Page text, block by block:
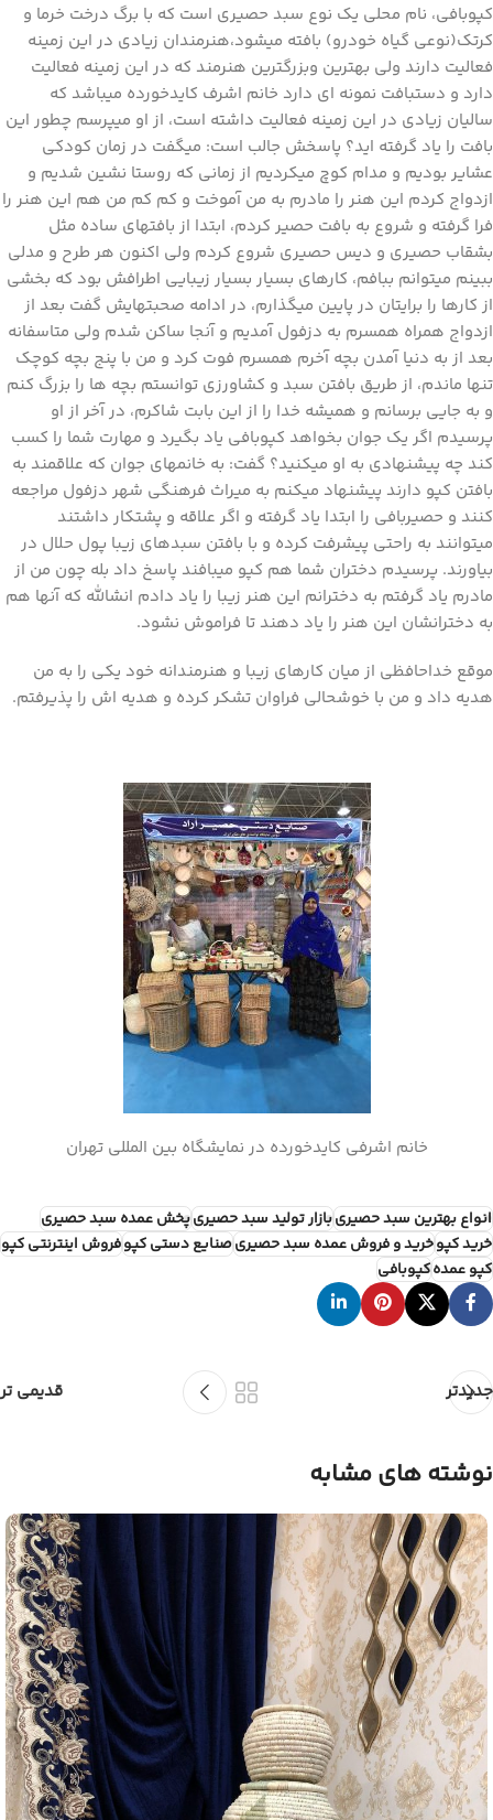
کپوبافی، نام محلی یک نوع سبد حصیری است که با برگ درخت خرما و
کرتک(نوعی گیاه خودرو) بافته میشود،هنرمندان زیادی در این زمینه
فعالیت دارند ولی بهترین وبزرگترین هنرمند که در این زمینه فعالیت
دارد و دستبافت نمونه ای دارد خانم اشرف کایدخورده میباشد که
سالیان زیادی در این زمینه فعالیت داشته است، از او میپرسم چطور این
بافت را یاد گرفته اید؟ پاسخش جالب است: میگفت در زمان کودکی
عشایر بودیم و مدام کوچ میکردیم از زمانی که روستا نشین شدیم و
ازدواج کردم این هنر را مادرم به من آموخت و کم کم من هم این هنر را
فرا گرفته و شروع به بافت حصیر کردم، ابتدا از بافتهای ساده مثل
بشقاب حصیری و دیس حصیری شروع کردم ولی اکنون هر طرح و مدلی
ببینم میتوانم ببافم، کارهای بسیار بسیار زیبایی اطرافش بود که بخشی
از کارها را برایتان در پایین میگذارم، در ادامه صحبتهایش گفت بعد از
ازدواج همراه همسرم به دزفول آمدیم و آنجا ساکن شدم ولی متاسفانه
بعد از به دنیا آمدن بچه آخرم همسرم فوت کرد و من با پنج بچه کوچک
تنها ماندم، از طریق بافتن سبد و کشاورزی توانستم بچه ها را بزرگ کنم
و به جایی برسانم و همیشه خدا را از این بابت شاکرم، در آخر از او
پرسیدم اگر یک جوان بخواهد کپوبافی یاد بگیرد و مهارت شما را کسب
کند چه پیشنهادی به او میکنید؟ گفت: به خانمهای جوان که علاقمند به
بافتن کپو دارند پیشنهاد میکنم به میراث فرهنگی شهر دزفول مراجعه
کنند و حصیربافی را ابتدا یاد گرفته و اگر علاقه و پشتکار داشتند
میتوانند به راحتی پیشرفت کرده و با بافتن سبدهای زیبا پول حلال در
بیاورند. پرسیدم دختران شما هم کپو میبافند پاسخ داد بله چون من از
مادرم یاد گرفتم به دخترانم این هنر زیبا را یاد دادم انشالله که آنها هم
به دخترانشان این هنر را یاد دهند تا فراموش نشود.
موقع خداحافظی از میان کارهای زیبا و هنرمندانه خود یکی را به من
هدیه داد و من با خوشحالی فراوان تشکر کرده و هدیه اش را پذیرفتم.
خانم اشرفی کایدخورده در نمایشگاه بین المللی تهران
انواع بهترین سبد حصیریبازار تولید سبد حصیریپخش عمده سبد حصیری
خرید کپوخرید و فروش عمده سبد حصیریصنایع دستی کپوفروش اینترنتی کپو
کپو عمدهکپوبافی
جدیدتر قدیمی تر
نوشته های مشابه